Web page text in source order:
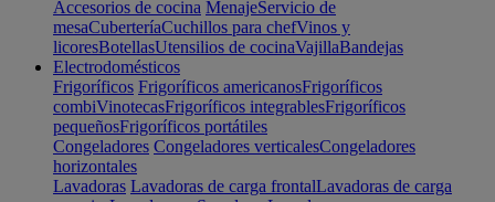
Accesorios de cocina MenajeServicio de
mesaCuberteríaCuchillos para chefVinos y
licoresBotellasUtensilios de cocinaVajillaBandejas
Electrodomésticos
Frigoríficos Frigoríficos americanosFrigoríficos
combiVinotecasFrigoríficos integrablesFrigoríficos
pequeñosFrigoríficos portátiles
Congeladores Congeladores verticalesCongeladores
horizontales
Lavadoras Lavadoras de carga frontalLavadoras de carga